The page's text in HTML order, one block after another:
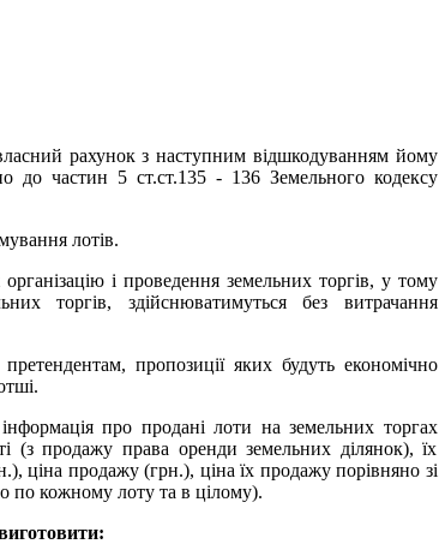
рахунок з наступним відшкодуванням йому
до частин 5 ст.ст.135 - 136 Земельного кодексу
лотів.
організацію і проведення земельних торгів, у тому
торгів, здійснюватимуться без витрачання
пропозиції яких будуть економічно
про продані лоти на земельних торгах
(з продажу права оренди земельних ділянок), їх
ціна продажу (грн.), ціна їх продажу порівняно зі
по кожному лоту та в цілому).